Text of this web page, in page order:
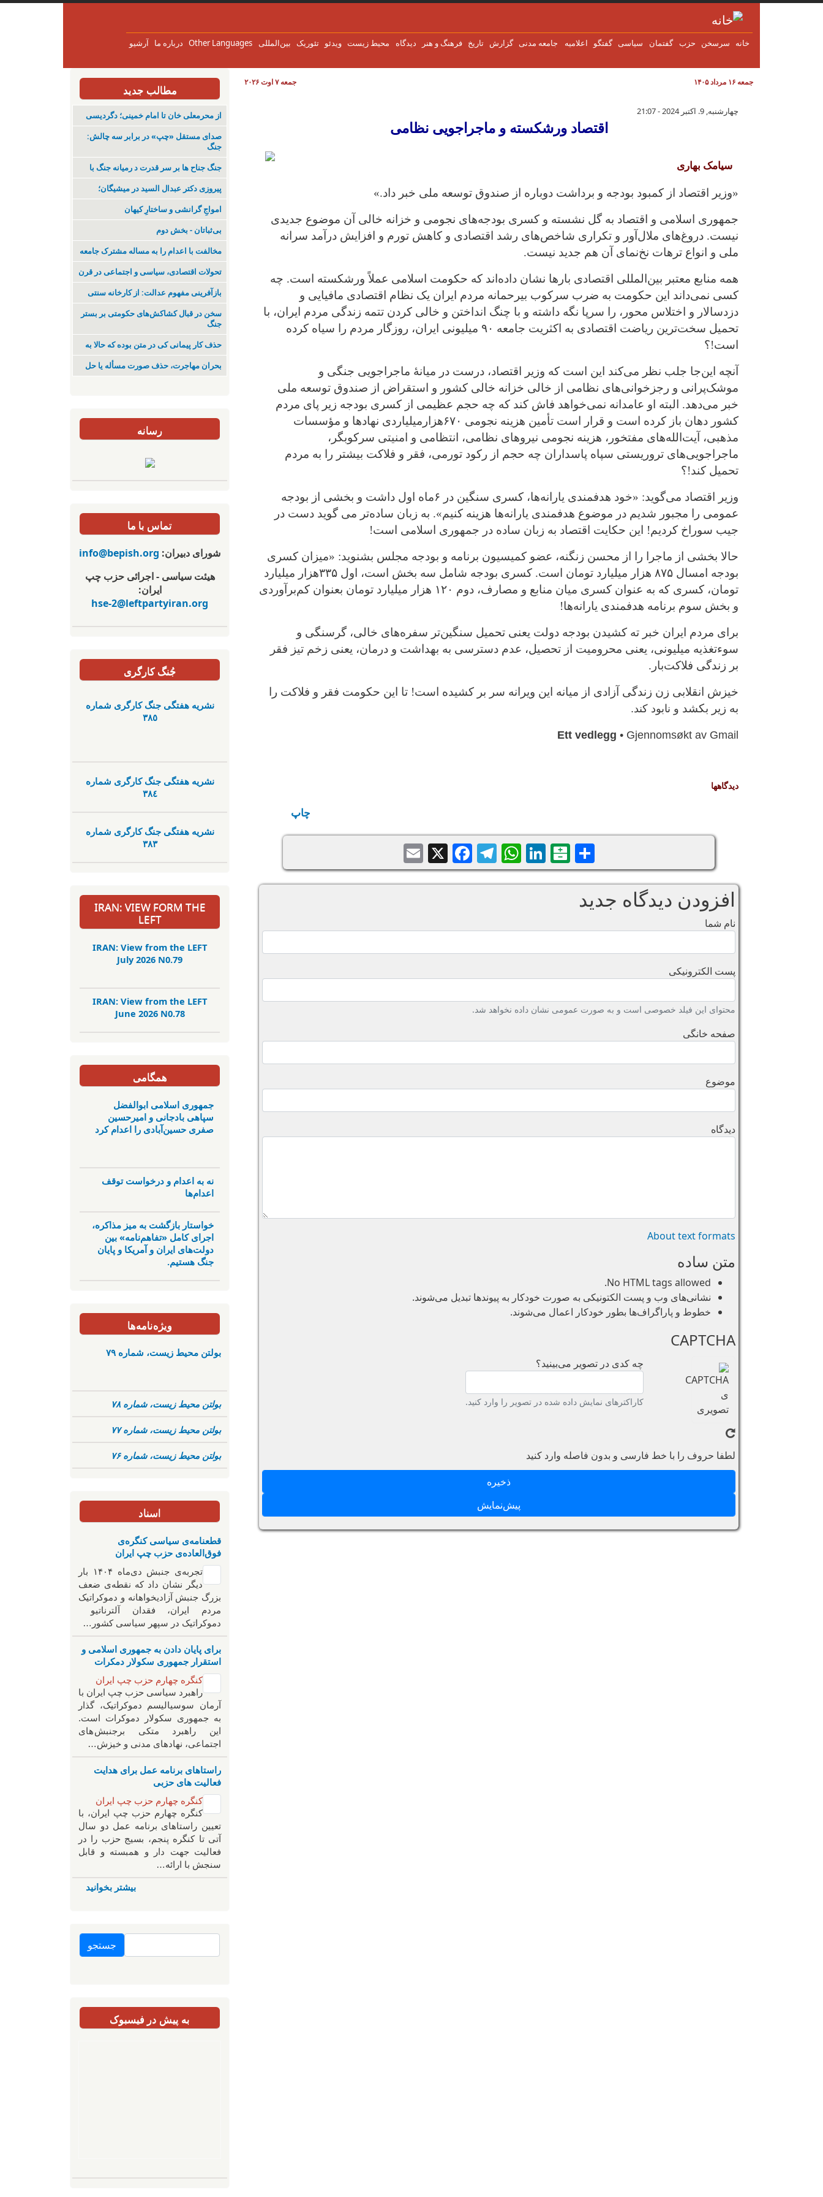
رفتن به محتوای اصلی
خانه سرسخن حزب گفتمان سياسی گفتگو اعلاميه جامعه مدنی گزارش تاریخ فرهنگ و هنر دیدگاه محیط زیست ویدئو تئوریک بین‌المللی Other Languages درباره ما آرشیو
جمعه ۷ اوت ۲۰۲۶ جمعه ۱۶ مرداد ۱۴۰۵
اقتصاد ورشکسته و ماجراجویی نظامی
چهارشنبه, 9. اکتبر 2024 - 21:07
اقتصاد ورشکسته و ماجراجویی نظامی
سیامک بهاری
«وزیر اقتصاد از کمبود بودجه و برداشت دوباره از صندوق توسعه ملی خبر داد.»
جمهوری اسلامی و اقتصاد به گل نشسته و کسری بودجه‌های نجومی و خزانه خالی آن موضوع جدیدی
نیست. دروغ‌های ملال‌آور و تکراری شاخص‌های رشد اقتصادی و کاهش تورم و افزایش درآمد سرانه
ملی و انواع ترهات نخ‌نمای آن هم جدید نیست.
همه منابع معتبر بین‌المللی اقتصادی بارها نشان داده‌اند که حکومت اسلامی عملاً ورشکسته است. چه
کسی نمی‌داند این حکومت به ضرب سرکوب بیرحمانه مردم ایران یک نظام اقتصادی مافیایی و
دزدسالار و اختلاس محور، را سرپا نگه داشته و با چنگ انداختن و خالی کردن تتمه زندگی مردم ایران، با
تحمیل سخت‌ترین ریاضت اقتصادی به اکثریت جامعه ۹۰ میلیونی ایران، روزگار مردم را سیاه کرده
است!؟
آنچه این‌جا جلب نظر می‌کند این است که وزیر اقتصاد، درست در میانهٔ ماجراجویی جنگی و
موشک‌پرانی و رجزخوانی‌های نظامی از خالی خزانه خالی کشور و استقراض از صندوق توسعه ملی
خبر می‌دهد. البته او عامدانه نمی‌خواهد فاش کند که چه حجم عظیمی از کسری بودجه زیر پای مردم
کشور دهان باز کرده است و قرار است تأمین هزینه نجومی ۶۷۰هزارمیلیاردی نهادها و مؤسسات
مذهبی، آیت‌الله‌های مفتخور، هزینه نجومی نیروهای نظامی، انتظامی و امنیتی سرکوبگر،
ماجراجویی‌های تروریستی سپاه پاسداران چه حجم از رکود تورمی، فقر و فلاکت بیشتر را به مردم
تحمیل ‌کند!؟
وزیر اقتصاد می‌گوید:‌ «خود هدفمندی یار نه‌ها، كسری سنگين در ۶ماه اول داشت و بخشی از بودجه
عمومی را مجبور شدیم در موضوع هدفمندی یارانه‌ها هزینه كنيم». به زبان ساده‌تر می گوید دست در
جیب سوراخ‌ کردیم! این حکایت اقتصاد به زبان ساده در جمهوری اسلامی است!
حالا بخشی از ماجرا را از محسن زنگنه، عضو کمیسیون برنامه و بودجه مجلس بشنوید: «میزان کسری
بودجه امسال ۸۷۵ هزار میلیارد تومان است. کسری بودجه شامل سه بخش است، اول ۳۳۵هزار میلیارد
تومان، کسری که به عنوان کسری میان منابع و مصارف، دوم ۱۲۰ هزار میلیارد تومان بعنوان کم‌برآوردی
و بخش سوم برنامه هدفمندی یارانه‌ها!
برای مردم ایران خبر ته کشیدن بودجه دولت یعنی تحمیل سنگین‌تر سفره‌های خالی، گرسنگی و
سوءتغذیه میلیونی، یعنی محرومیت از تحصیل، عدم دسترسی به بهداشت و درمان، یعنی زخم تیز فقر
بر زندگی فلاکت‌بار.
خیزش انقلابی زن زندگی ‌آزادی از میانه این ویرانه سر بر کشیده است! تا این حکومت فقر و فلاکت را
به زیر بکشد و نابود کند.
Ett vedlegg • Gjennomsøkt av Gmail
دیدگاه‎ها
چاپ
Share
Balatarin
LinkedIn
WhatsApp
Telegram
Facebook
X
افزودن دیدگاه جدید
نام شما
پست الکترونیکی
محتوای این فیلد خصوصی است و به صورت عمومی نشان داده نخواهد شد.
صفحه خانگی
موضوع
دیدگاه
About text formats
متن ساده
No HTML tags allowed.
نشانی‌های وب و پست الکتونیکی به صورت خودکار به پیوند‌ها تبدیل می‌شوند.
خطوط و پاراگراف‌ها بطور خودکار اعمال می‌شوند.
CAPTCHA
چه کدی در تصویر می‌بینید؟
کاراکترهای نمایش داده شده در تصویر را وارد کنید.
لطفا حروف را با خط فارسی و بدون فاصله وارد کنید
مطالب جدید
از محرمعلی خان تا امام خمینی؛ دگردیسی
صدای مستقل «چپ» در برابر سه چالش:
جنگ
جنگ جناح ها بر سر قدرت د رمیانە جنگ با
پیروزی دکتر عبدال السید در میشیگان؛
‌امواجِ گرانشی و ساختارِ کیهان
بی‌ثباتان - بخش دوم
مخالفت با اعدام را به مساله مشترک جامعه
تحولات اقتصادی، سیاسی و اجتماعی در قرن
بازآفرینی مفهوم عدالت: از کارخانه سنتی
سخن در قبال کشاکش‌های حکومتی بر بستر
جنگ
حذف کار پیمانی کی در متن بودە کە حالا بە
بحران مهاجرت‌، حذف صورت مسأله یا حل
رسانه
تماس با ما
شورای دبیران: info@bepish.org
هیئت سیاسی - اجرائی حزب چپ
ایران:
hse-2@leftpartyiran.org
جُنگ کارگری
نشریە هفتگی جنگ کارگری شمارە
٣٨٥
نشریە هفتگی جنگ کارگری شمارە
٣٨٤
نشریە هفتگی جنگ کارگری شمارە
٣٨٣
IRAN: VIEW FORM THE
LEFT
IRAN: View from the LEFT
July 2026 N0.79
IRAN: View from the LEFT
June 2026 N0.78
همگامی
جمهوری اسلامی ابوالفضل
سپاهی بادجانی و امیرحسین
صفری حسین‌آبادی را اعدام کرد
نه به اعدام و درخواست توقف
اعدام‌ها
خواستار بازگشت به میز مذاکره،
اجرای کامل «تفاهم‌نامه» بین
دولت‌های ایران و آمریکا و پایان
جنگ هستیم.
ویژه‌نامه‌ها
بولتن محیط زیست، شماره ۷۹
بولتن محیط زیست، شماره ۷۸
بولتن محیط زیست، شماره ۷۷
بولتن محیط زیست، شماره ۷۶
اسناد
قطعنامه‌ی سیاسی کنگره‌ی
فوق‌العاده‌ی حزب چپ ایران
تجربه‌ی جنبش دی‌ماه ۱۴۰۴ بار
دیگر نشان داد که نقطه‌ی ضعف
بزرگ جنبش آزادیخواهانه و دموکراتیک
مردم ایران، فقدان آلترناتیو
دموکراتیک در سپهر سیاسی کشور…
برای پایان دادن به جمهوری اسلامی و
استقرار جمهوری سکولار دمکرات
کنگره چهارم حزب چپ ایران
راهبرد سياسی حزب چپ ایران با
آرمان سوسیالیسم دموکراتیک، گذار
به جمهوری سکولار دموکرات است.
این راهبرد متکی برجنبش های
اجتماعی، نهادهای مدنی و خیزش‌…
راستاهای برنامه عمل برای هدایت
فعالیت های حزبی
کنگره چهارم حزب چپ ایران
کنگره چهارم حزب چپ ایران، با
تعیین راستاهای برنامه عمل دو سال
آتی تا کنگره پنجم، بسیج حزب را در
فعالیت جهت دار و همبسته و قابل
سنجش با ارائه…
بیشتر بخوانید
جستجو
به پیش در فیسبوک